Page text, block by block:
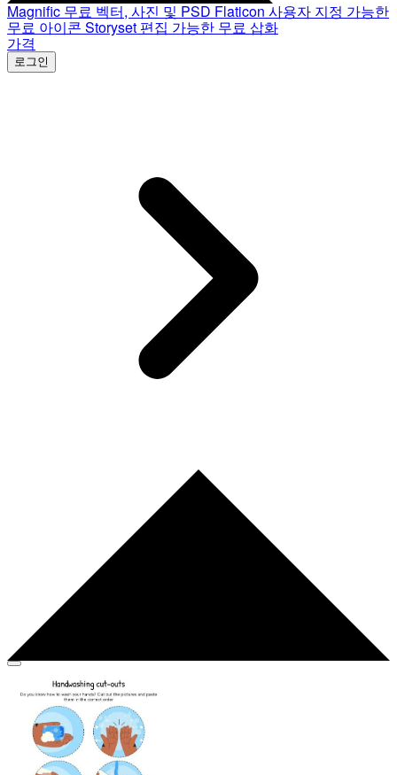
Magnific 무료 벡터, 사진 및 PSD Flaticon 사용자 지정 가능한
무료 아이콘 Storyset 편집 가능한 무료 삽화
가격
로그인